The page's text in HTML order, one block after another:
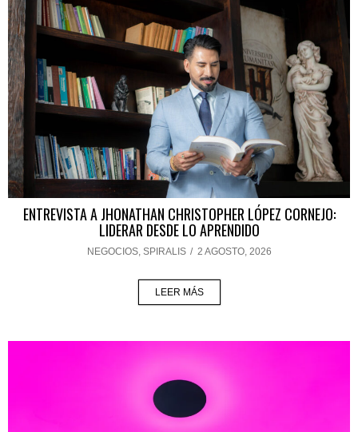
ENTREVISTA A JHONATHAN CHRISTOPHER LÓPEZ CORNEJO:
LIDERAR DESDE LO APRENDIDO
NEGOCIOS, SPIRALIS / 2 AGOSTO, 2026
LEER MÁS